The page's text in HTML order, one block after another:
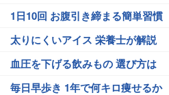
1日10回 お腹引き締まる簡単習慣
太りにくいアイス 栄養士が解説
血圧を下げる飲みもの 選び方は
毎日早歩き 1年で何キロ痩せるか